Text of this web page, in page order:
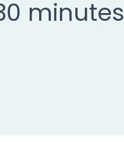
minutes